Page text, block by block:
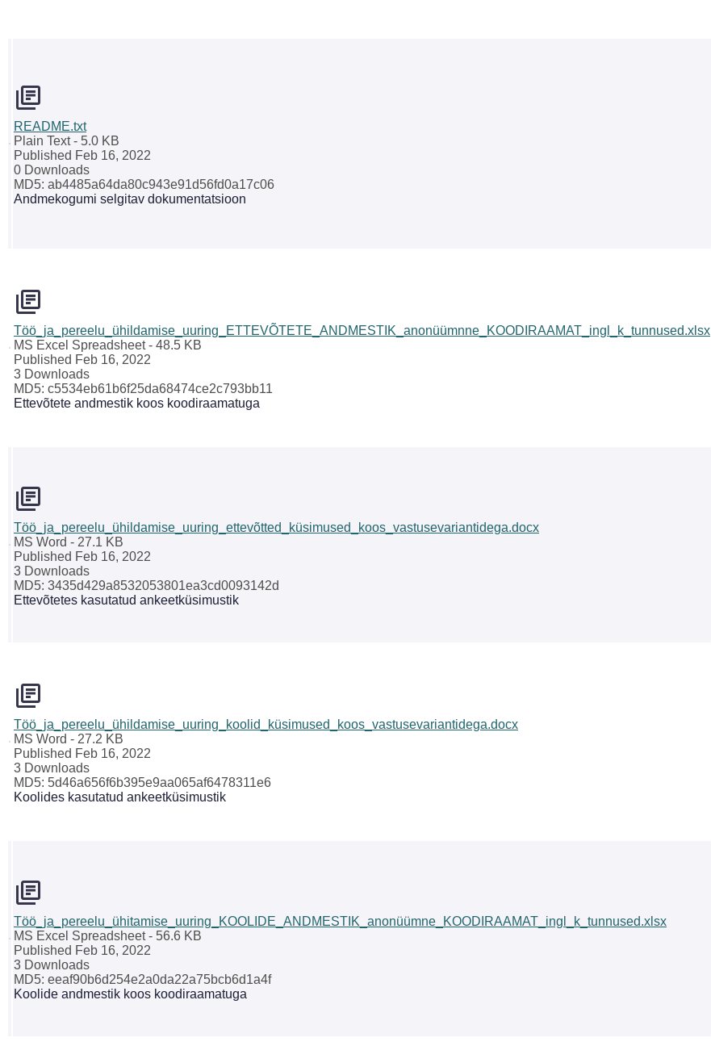
README.txt
Plain Text- 5.0 KB
Published Feb 16, 2022
0 Downloads
MD5: ab4485a64da80c943e91d56fd0a17c06
Andmekogumi selgitav dokumentatsioon
Töö_ja_pereelu_ühildamise_uuring_ETTEVÕTETE_ANDMESTIK_anonüümnne_KOODIRAAMAT_ingl_k_tunnused.xlsx
MS Excel Spreadsheet- 48.5 KB
Published Feb 16, 2022
3 Downloads
MD5: c5534eb61b6f25da68474ce2c793bb11
Ettevõtete andmestik koos koodiraamatuga
Töö_ja_pereelu_ühildamise_uuring_ettevõtted_küsimused_koos_vastusevariantidega.docx
MS Word - 27.1 KB
Published Feb 16, 2022
3 Downloads
MD5: 3435d429a8532053801ea3cd0093142d
Ettevõtetes kasutatud ankeetküsimustik
Töö_ja_pereelu_ühildamise_uuring_koolid_küsimused_koos_vastusevariantidega.docx
MS Word - 27.2 KB
Published Feb 16, 2022
3 Downloads
MD5: 5d46a656f6b395e9aa065af6478311e6
Koolides kasutatud ankeetküsimustik
Töö_ja_pereelu_ühitamise_uuring_KOOLIDE_ANDMESTIK_anonüümne_KOODIRAAMAT_ingl_k_tunnused.xlsx
MS Excel Spreadsheet- 56.6 KB
Published Feb 16, 2022
3 Downloads
MD5: eeaf90b6d254e2a0da22a75bcb6d1a4f
Koolide andmestik koos koodiraamatuga